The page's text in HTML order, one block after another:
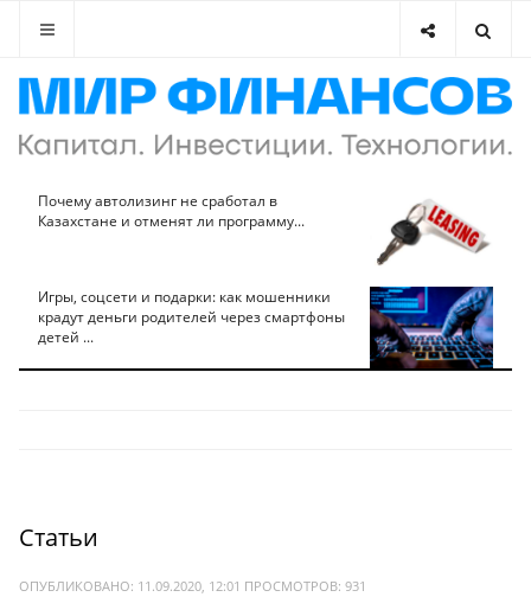
Почему автолизинг не сработал в
Казахстане и отменят ли программу...
Игры, соцсети и подарки: как мошенники
крадут деньги родителей через смартфоны
детей ...
Статьи
ОПУБЛИКОВАНО: 11.09.2020, 12:01 ПРОСМОТРОВ: 931